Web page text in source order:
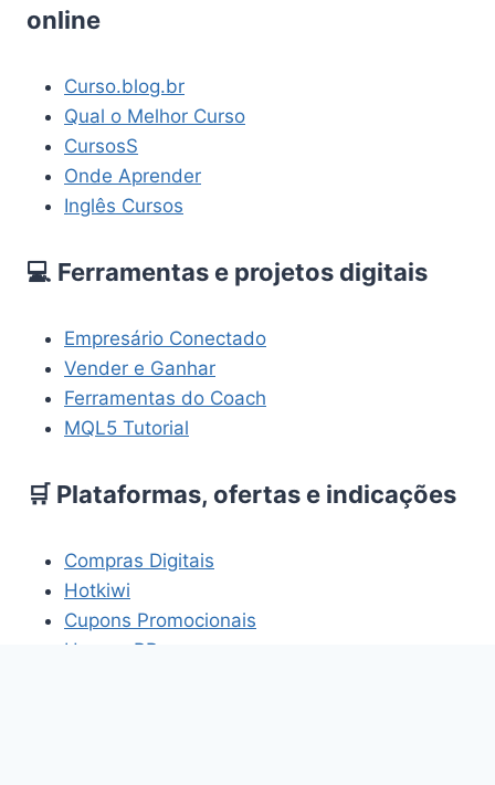
online
Curso.blog.br
Qual o Melhor Curso
CursosS
Onde Aprender
Inglês Cursos
💻 Ferramentas e projetos digitais
Empresário Conectado
Vender e Ganhar
Ferramentas do Coach
MQL5 Tutorial
🛒 Plataformas, ofertas e indicações
Compras Digitais
Hotkiwi
Cupons Promocionais
HomemBR